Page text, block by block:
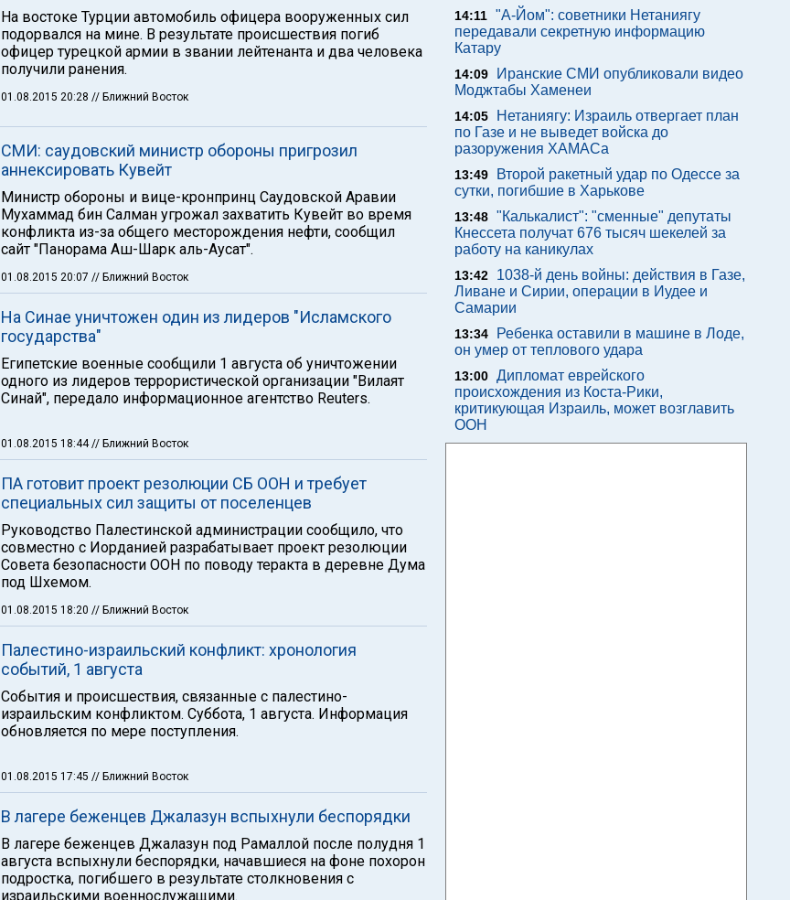
На востоке Турции автомобиль офицера вооруженных сил
подорвался на мине. В результате происшествия погиб
офицер турецкой армии в звании лейтенанта и два человека
получили ранения.
01.08.2015 20:28 // Ближний Восток
СМИ: саудовский министр обороны пригрозил
аннексировать Кувейт
Министр обороны и вице-кронпринц Саудовской Аравии
Мухаммад бин Салман угрожал захватить Кувейт во время
конфликта из-за общего месторождения нефти, сообщил
сайт "Панорама Аш-Шарк аль-Аусат".
01.08.2015 20:07 // Ближний Восток
На Синае уничтожен один из лидеров "Исламского
государства"
Египетские военные сообщили 1 августа об уничтожении
одного из лидеров террористической организации "Вилаят
Синай", передало информационное агентство Reuters.
01.08.2015 18:44// Ближний Восток
ПА готовит проект резолюции СБ ООН и требует
специальных сил защиты от поселенцев
Руководство Палестинской администрации сообщило, что
совместно с Иорданией разрабатывает проект резолюции
Совета безопасности ООН по поводу теракта в деревне Дума
под Шхемом.
01.08.2015 18:20 // Ближний Восток
Палестино-израильский конфликт: хронология
событий, 1 августа
События и происшествия, связанные с палестино-
израильским конфликтом. Суббота, 1 августа. Информация
обновляется по мере поступления.
01.08.2015 17:45 // Ближний Восток
В лагере беженцев Джалазун вспыхнули беспорядки
В лагере беженцев Джалазун под Рамаллой после полудня 1
августа вспыхнули беспорядки, начавшиеся на фоне похорон
подростка, погибшего в результате столкновения с
израильскими военнослужащими.
14:11 "А-Йом": советники Нетаниягу
передавали секретную информацию
Катару
14:09
Иранские СМИ опубликовали видео
Моджтабы Хаменеи
14:05
Нетаниягу: Израиль отвергает план
по Газе и не выведет войска до
разоружения ХАМАСа
13:49
Второй ракетный удар по Одессе за
сутки, погибшие в Харькове
13:48 "Калькалист": "сменные" депутаты
Кнессета получат 676 тысяч шекелей за
работу на каникулах
13:42
1038-й день войны: действия в Газе,
Ливане и Сирии, операции в Иудее и
Самарии
13:34
Ребенка оставили в машине в Лоде,
он умер от теплового удара
13:00 Дипломат еврейского
происхождения из Коста-Рики,
критикующая Израиль, может возглавить
ООН